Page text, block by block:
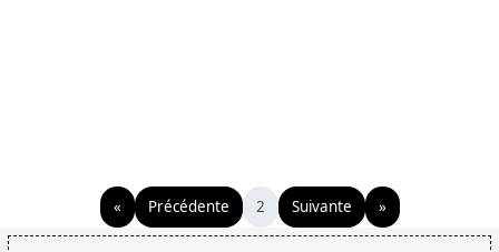
« Précédente 2 Suivante »